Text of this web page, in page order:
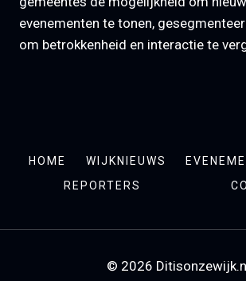
evenementen te tonen,
om betrokkenheid en interactie te
HOME WIJKNIEUWS
REPORTERS
© 2026